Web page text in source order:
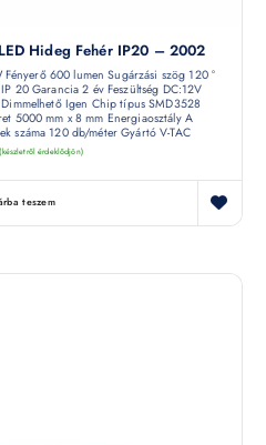
Hideg Fehér IP20 – 2002
600 lumen Sugárzási szög 120 °
20 Garancia 2 év Feszültség DC:12V
Igen Chip típus SMD3528
5000 mm x 8 mm Energiaosztály A
száma 120 db/méter Gyártó V-TAC
(készletről érdeklődjön)
teszem